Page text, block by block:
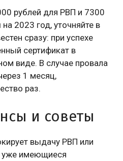
рублей для РВП и 7300
2023 год, уточняйте в
сразу: при успехе
сертификат в
виде. В случае провала
1 месяц,
раз.
и советы
выдачу РВП или
уже имеющиеся